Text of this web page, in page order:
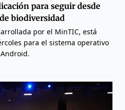
para seguir desde
biodiversidad
por el MinTIC, está
para el sistema operativo